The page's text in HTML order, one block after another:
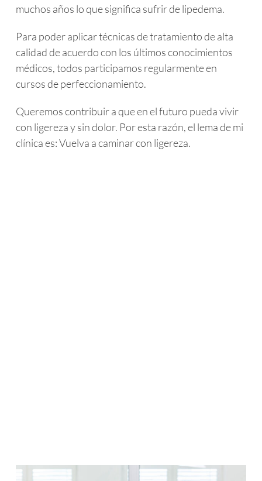
muchos años lo que significa sufrir de lipedema.
Para poder aplicar técnicas de tratamiento de alta
calidad de acuerdo con los últimos conocimientos
médicos, todos participamos regularmente en
cursos de perfeccionamiento.
Queremos contribuir a que en el futuro pueda vivir
con ligereza y sin dolor. Por esta razón, el lema de mi
clínica es: Vuelva a caminar con ligereza.